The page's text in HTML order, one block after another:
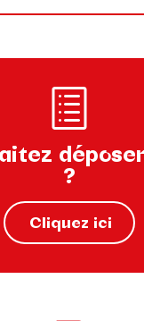
?
Cliquez ici